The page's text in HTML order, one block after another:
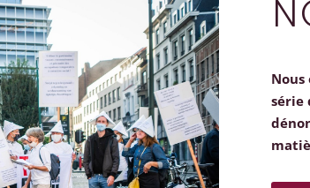
série